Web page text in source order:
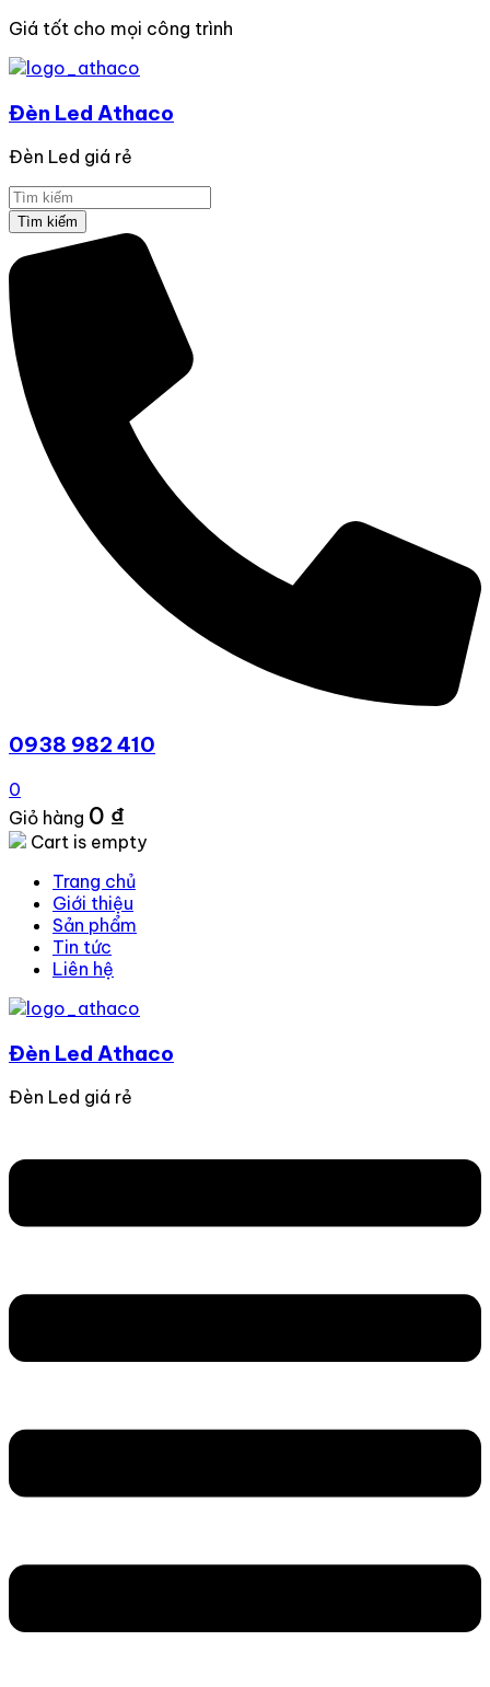
Giá tốt cho mọi công trình
Đèn Led Athaco
Đèn Led giá rẻ
0938 982 410
0
Giỏ hàng 0 ₫
Cart is empty
Trang chủ
Giới thiệu
Sản phẩm
Tin tức
Liên hệ
Đèn Led Athaco
Đèn Led giá rẻ
Menu